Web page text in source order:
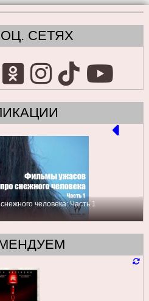
СЕТЯХ
человека: Часть 1